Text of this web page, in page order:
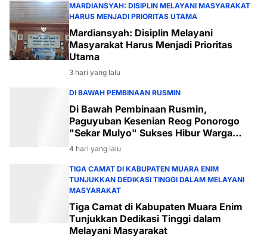
MARDIANSYAH: DISIPLIN MELAYANI MASYARAKAT
HARUS MENJADI PRIORITAS UTAMA
Mardiansyah: Disiplin Melayani
Masyarakat Harus Menjadi Prioritas
Utama
3 hari yang lalu
DI BAWAH PEMBINAAN RUSMIN
Di Bawah Pembinaan Rusmin,
Paguyuban Kesenian Reog Ponorogo
"Sekar Mulyo" Sukses Hibur Warga
Desa Payabakal
4 hari yang lalu
TIGA CAMAT DI KABUPATEN MUARA ENIM
TUNJUKKAN DEDIKASI TINGGI DALAM MELAYANI
MASYARAKAT
Tiga Camat di Kabupaten Muara Enim
Tunjukkan Dedikasi Tinggi dalam
Melayani Masyarakat